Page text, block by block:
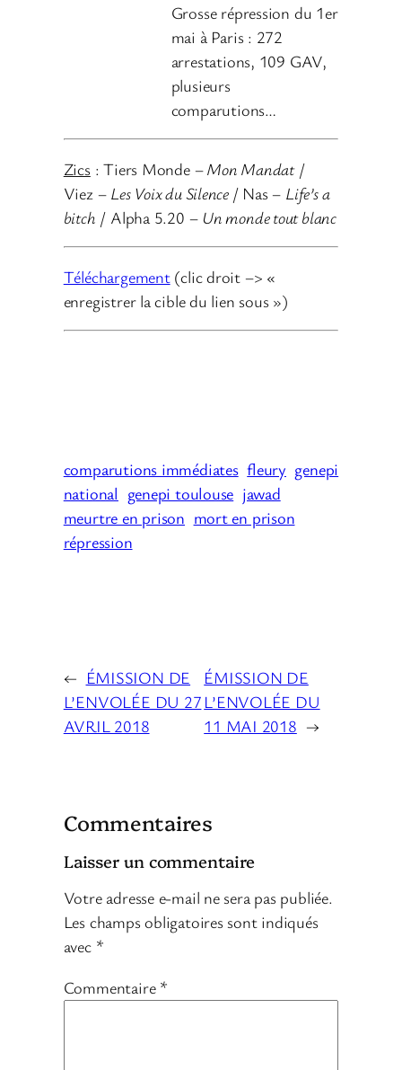
Grosse répression du 1er
mai à Paris : 272
arrestations, 109 GAV,
plusieurs
comparutions…
Zics: Tiers Monde –Mon Mandat/
Viez – Les Voix du Silence / Nas – Life’s a
bitch / Alpha 5.20 – Un monde tout blanc
Téléchargement(clic droit –> «
enregistrer la cible du lien sous »)
comparutions immédiates fleury genepi
national genepi toulouse jawad
meurtre en prison mort en prison
répression
← ÉMISSION DE
L’ENVOLÉE DU 27
AVRIL 2018
ÉMISSION DE
L’ENVOLÉE DU
11 MAI 2018 →
Commentaires
Laisser un commentaire
Votre adresse e-mail ne sera pas publiée.
Les champs obligatoires sont indiqués
avec *
Commentaire *